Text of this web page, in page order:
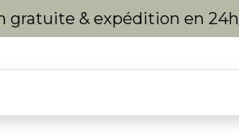
gratuite & expédition en